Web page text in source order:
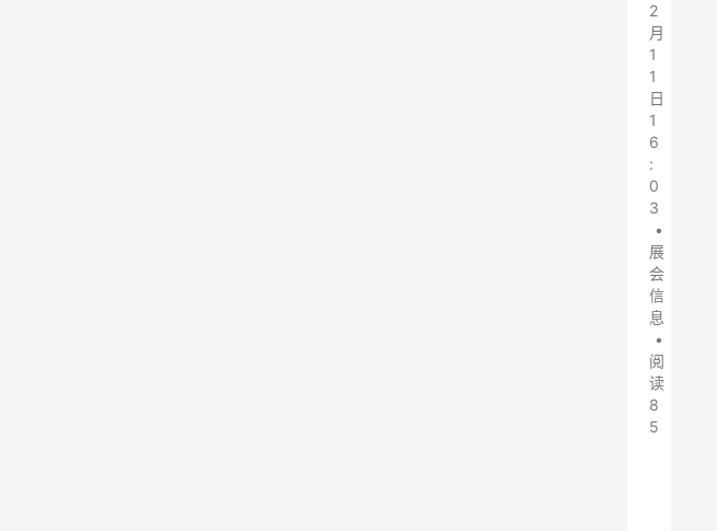
2
月
1
1
日
1
6
:
0
3
•
展
会
信
息
•
阅
读
8
5